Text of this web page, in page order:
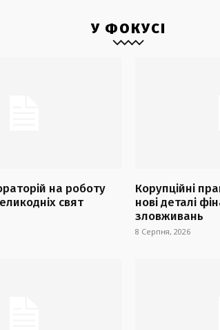
У ФОКУСІ
на роботу
свят
Корупційні
нові деталі
зловживань
8 Серпня, 2026